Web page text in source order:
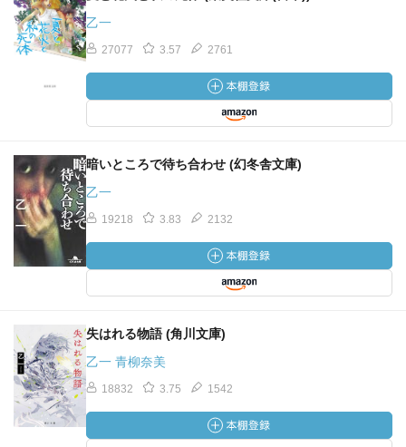
乙一
27077 3.57 2761
暗いところで待ち合わせ (幻冬舎文庫)
乙一
19218 3.83 2132
失はれる物語 (角川文庫)
乙一 青柳奈美
18832 3.75 1542